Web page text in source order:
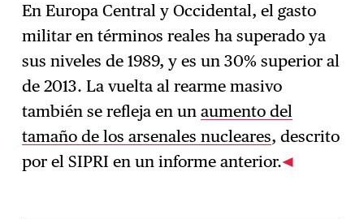
En Europa Central y Occidental, el gasto
militar en términos reales ha superado ya
sus niveles de 1989, y es un 30% superior al
de 2013. La vuelta al rearme masivo
también se refleja en unaumento del
tamaño de los arsenales nucleares, descrito
por el SIPRI en un informe anterior.